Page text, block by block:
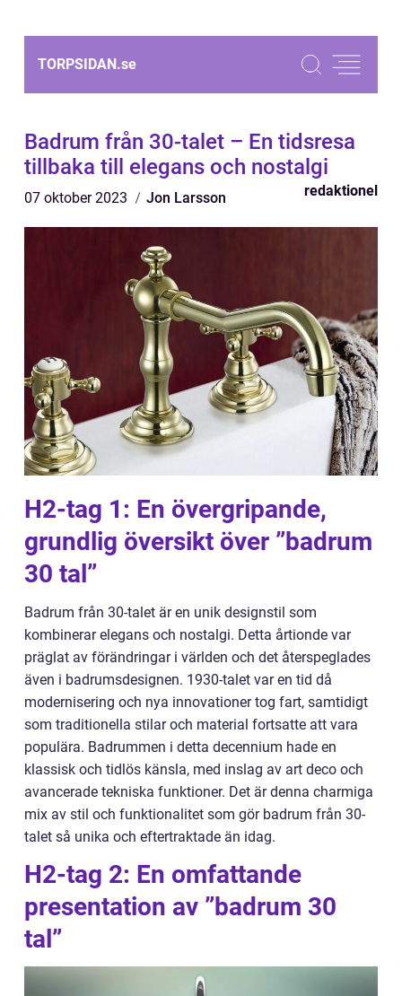
TORPSIDAN.se
Badrum från 30-talet – En tidsresa
tillbaka till elegans och nostalgi
07 oktober 2023 Jon Larsson redaktionel
H2-tag 1: En övergripande,
grundlig översikt över ”badrum
30 tal”
Badrum från 30-talet är en unik designstil som
kombinerar elegans och nostalgi. Detta årtionde var
präglat av förändringar i världen och det återspeglades
även i badrumsdesignen. 1930-talet var en tid då
modernisering och nya innovationer tog fart, samtidigt
som traditionella stilar och material fortsatte att vara
populära. Badrummen i detta decennium hade en
klassisk och tidlös känsla, med inslag av art deco och
avancerade tekniska funktioner. Det är denna charmiga
mix av stil och funktionalitet som gör badrum från 30-
talet så unika och eftertraktade än idag.
H2-tag 2: En omfattande
presentation av ”badrum 30
tal”